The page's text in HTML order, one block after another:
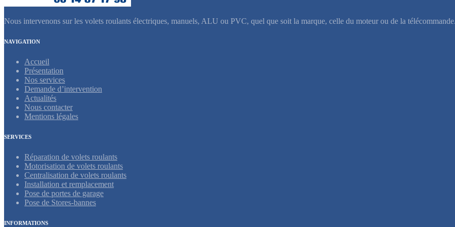
Nous intervenons sur les volets roulants électriques, manuels, ALU ou PVC, quel que soit la marque, celle du moteur ou de la
NAVIGATION
Accueil
Présentation
Nos services
Demande d’intervention
Actualités
Nous contacter
Mentions légales
SERVICES
Réparation de volets roulants
Motorisation de volets roulants
Centralisation de volets roulants
Installation et remplacement
Pose de portes de garage
Pose de Stores-bannes
INFORMATIONS